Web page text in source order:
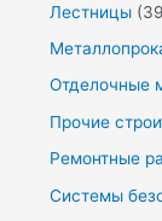
Лестницы
Отделочные
Прочие
Ремонтные
Системы